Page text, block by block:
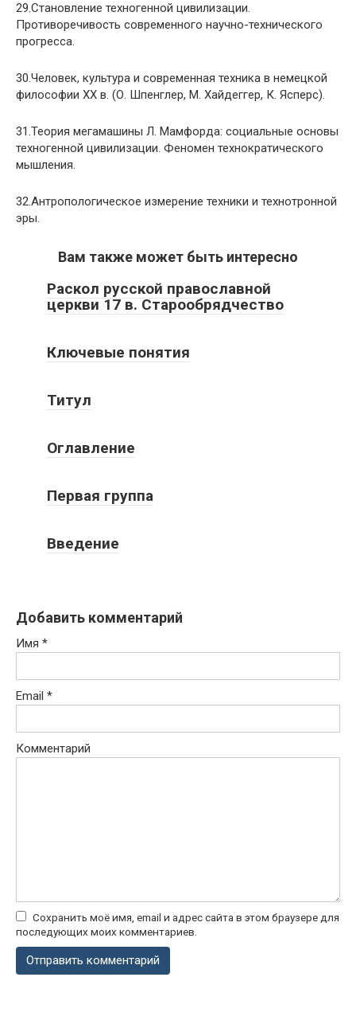
29.Становление техногенной цивилизации.
Противоречивость современного научно-технического
прогресса.
30.Человек, культура и современная техника в немецкой
философии XX в. (О. Шпенглер, М. Хайдеггер, К. Ясперс).
31.Теория мегамашины Л. Мамфорда: социальные основы
техногенной цивилизации. Феномен технократического
мышления.
32.Антропологическое измерение техники и технотронной
эры.
Вам также может быть интересно
Раскол русской православной
церкви 17 в. Старообрядчество
Ключевые понятия
Титул
Оглавление
Первая группа
Введение
Добавить комментарий
Имя *
Email *
Комментарий
Сохранить моё имя, email и адрес сайта в этом браузере для
последующих моих комментариев.